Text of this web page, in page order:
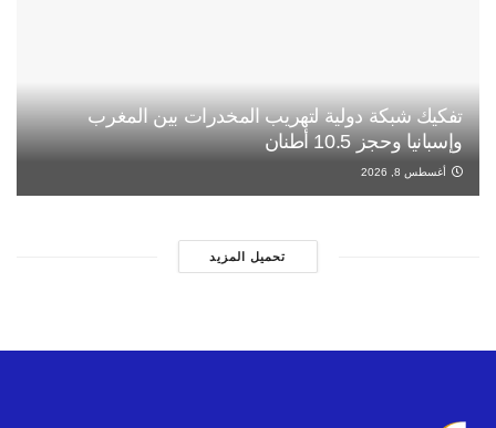
تفكيك شبكة دولية لتهريب المخدرات بين المغرب
وإسبانيا وحجز 10.5 أطنان
أغسطس 8, 2026
تحميل المزيد